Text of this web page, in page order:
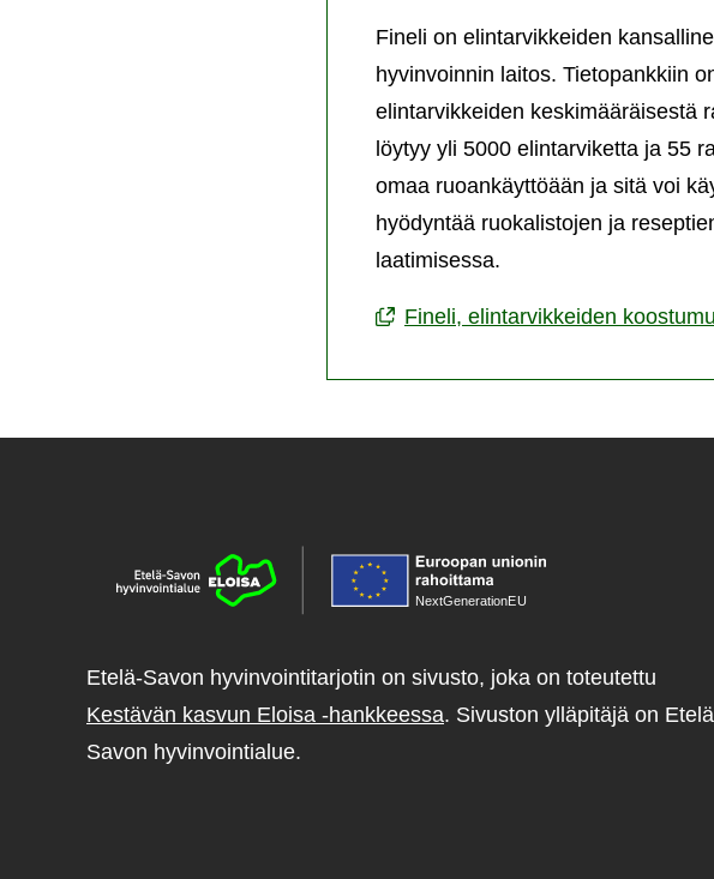
Fineli on elintarvikkeiden
hyvinvoinnin laitos. Tietopankkiin
elintarvikkeiden keskimääräisestä
löytyy yli 5000 elintarviketta ja 55
omaa ruoankäyttöään ja sitä voi
hyödyntää ruokalistojen ja
laatimisessa.
Fineli, elintarvikkeiden
NextGenerationEU
Etelä-Savon hyvinvointitarjotin on sivusto, joka on toteutettu
Kestävän kasvun Eloisa -hankkeessa. Sivuston ylläpitäjä on
Savon hyvinvointialue.